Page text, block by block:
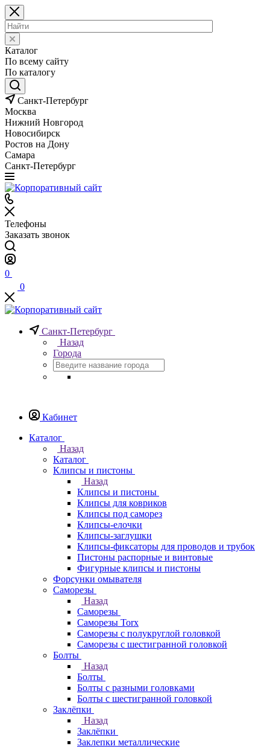
Каталог
По всему сайту
По каталогу
Санкт-Петербург
Москва
Нижний Новгород
Новосибирск
Ростов на Дону
Самара
Санкт-Петербург
Телефоны
Заказать звонок
0
0
Санкт-Петербург
Назад
Города
Кабинет
Каталог
Назад
Каталог
Клипсы и пистоны
Назад
Клипсы и пистоны
Клипсы для ковриков
Клипсы под саморез
Клипсы-елочки
Клипсы-заглушки
Клипсы-фиксаторы для проводов и трубок
Пистоны распорные и винтовые
Фигурные клипсы и пистоны
Форсунки омывателя
Саморезы
Назад
Саморезы
Саморезы Torx
Саморезы с полукруглой головкой
Саморезы с шестигранной головкой
Болты
Назад
Болты
Болты с разными головками
Болты с шестигранной головкой
Заклёпки
Назад
Заклёпки
Заклепки металлические